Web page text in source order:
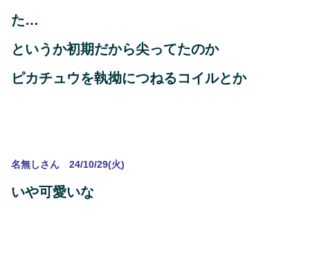
た…
というか初期だから尖ってたのか
ピカチュウを執拗につねるコイルとか
名無しさん 24/10/29(火)
いや可愛いな